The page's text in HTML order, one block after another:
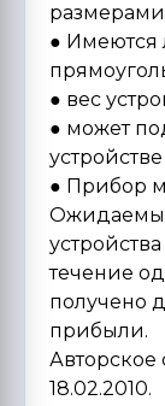
размерами
● Имеются
● вес
● может
● Прибор
Ожидаемые
течение
получено
прибыли.
Авторское
18.02.2010.